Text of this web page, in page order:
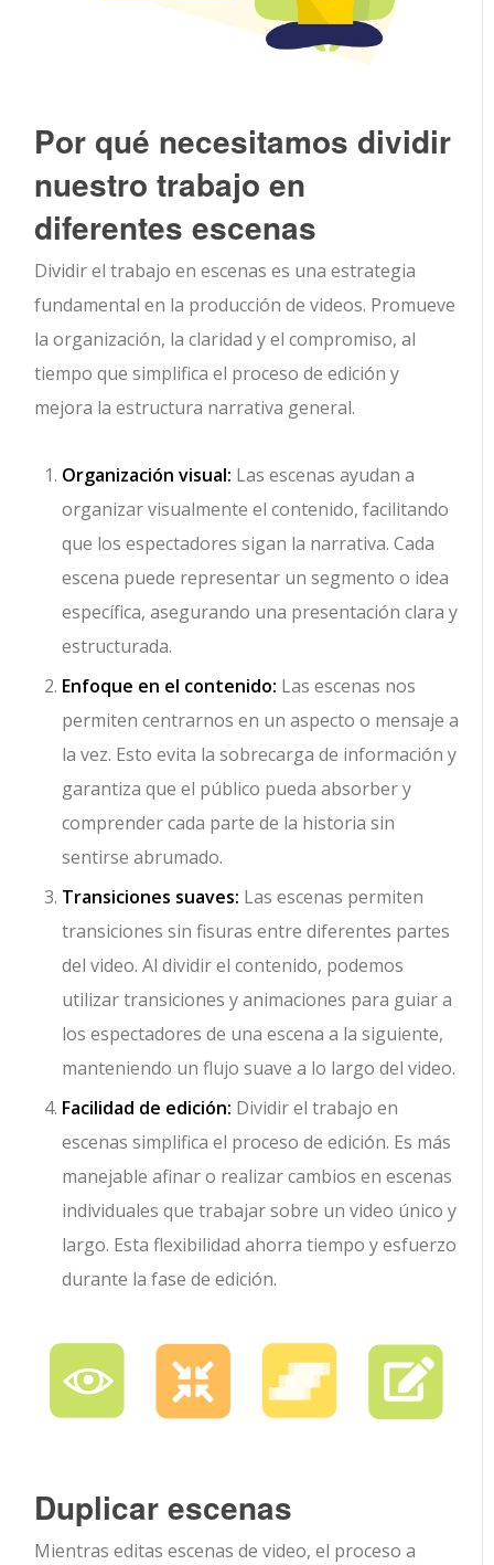
Por qué necesitamos dividir
nuestro trabajo en
diferentes escenas
Dividir el trabajo en escenas es una estrategia
fundamental en la producción de videos. Promueve
la organización, la claridad y el compromiso, al
tiempo que simplifica el proceso de edición y
mejora la estructura narrativa general.
Organización visual: Las escenas ayudan a
organizar visualmente el contenido, facilitando
que los espectadores sigan la narrativa. Cada
escena puede representar un segmento o idea
específica, asegurando una presentación clara y
estructurada.
Enfoque en el contenido: Las escenas nos
permiten centrarnos en un aspecto o mensaje a
la vez. Esto evita la sobrecarga de información y
garantiza que el público pueda absorber y
comprender cada parte de la historia sin
sentirse abrumado.
Transiciones suaves: Las escenas permiten
transiciones sin fisuras entre diferentes partes
del video. Al dividir el contenido, podemos
utilizar transiciones y animaciones para guiar a
los espectadores de una escena a la siguiente,
manteniendo un flujo suave a lo largo del video.
Facilidad de edición: Dividir el trabajo en
escenas simplifica el proceso de edición. Es más
manejable afinar o realizar cambios en escenas
individuales que trabajar sobre un video único y
largo. Esta flexibilidad ahorra tiempo y esfuerzo
durante la fase de edición.
Duplicar escenas
Mientras editas escenas de video, el proceso a